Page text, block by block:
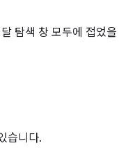
탐색 창 모두에 접었을
습니다.